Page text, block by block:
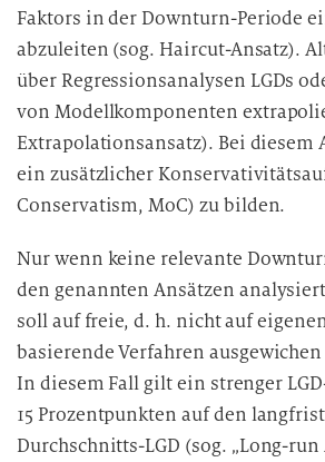
Faktors in der Downturn-Periode
abzuleiten (sog. Haircut-Ansatz).
über Regressionsanalysen LGDs
von Modellkomponenten
Extrapolationsansatz). Bei diesem
ein zusätzlicher
Conservatism, MoC) zu bilden.
Nur wenn keine relevante
den genannten Ansätzen
soll auf freie, d. h. nicht auf
basierende Verfahren
In diesem Fall gilt ein strenger
15 Prozentpunkten auf den
Durchschnitts-LGD (sog. „Long-run